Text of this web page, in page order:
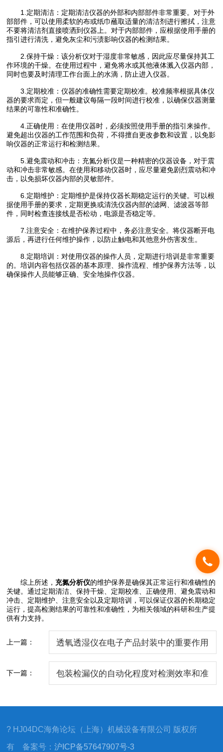
1.定期清洁：定期清洁仪器的外部和内部部件非常重要。对于外
部部件，可以使用柔软的布或纸巾蘸取适量的清洁剂进行擦拭，注意
不要将清洁剂直接喷洒到仪器上。对于内部部件，应根据使用手册的
指引进行清洗，避免灰尘和污渍影响仪器的检测结果。
2.保持干燥：该分析仪对于湿度非常敏感，因此应尽量保持其工
作环境的干燥。在使用过程中，避免将水或其他液体溅入仪器内部，
同时也要及时清理工作台面上的水滴，防止进入仪器。
3.定期校准：仪器的准确性需要定期校准。校准频率根据具体仪
器的要求而定，但一般建议每隔一段时间进行校准，以确保仪器测量
结果的可靠性和准确性。
4.正确使用：在使用仪器时，必须按照使用手册的指引来操作。
避免超出仪器的工作范围和负荷，不得擅自更改参数和设置，以免影
响仪器的正常运行和检测结果。
5.避免震动和冲击：充氮分析仪是一种精密的仪器设备，对于震
动和冲击非常敏感。在使用和移动仪器时，应尽量避免剧烈震动和冲
击，以免损坏仪器内部的灵敏部件。
6.定期维护：定期维护是保持仪器长期稳定运行的关键。可以根
据使用手册的要求，定期更换或清洗仪器内部的滤网、滤波器等部
件，同时检查连接线是否松动，电源是否稳定等。
7.注意安全：在维护保养过程中，务必注意安全。将仪器断开电
源后，再进行任何维护操作，以防止触电和其他意外伤害发生。
8.定期培训：对使用仪器的操作人员，定期进行培训是非常重要
的。培训内容包括仪器的基本原理、操作流程、维护保养方法等，以
确保操作人员能够正确、安全地操作仪器。
综上所述，充氮分析仪的维护保养是确保其正常运行和准确性的
关键。通过定期清洁、保持干燥、定期校准、正确使用、避免震动和
冲击、定期维护、注意安全以及定期培训，可以保证仪器的长期稳定
运行，提高检测结果的可靠性和准确性，为相关领域的科研和生产提
供有力支持。
上一篇： 透氧透湿仪在电子产品封装中的重要作用
下一篇： 包装检漏仪的自动化程度对检测效率和准
? HJ04DC海角论坛（上海）机械设备有限公司 版权所
有 备案号：沪ICP备57647907号-3